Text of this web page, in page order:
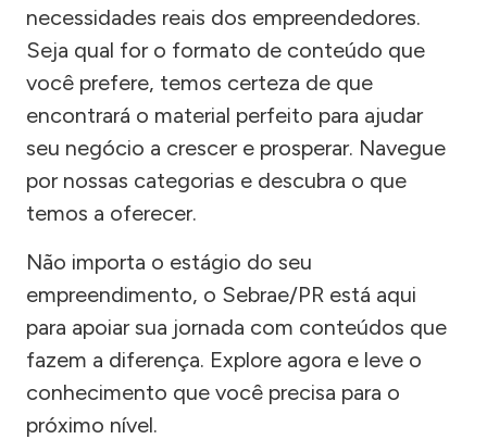
necessidades reais dos empreendedores.
Seja qual for o formato de conteúdo que
você prefere, temos certeza de que
encontrará o material perfeito para ajudar
seu negócio a crescer e prosperar. Navegue
por nossas categorias e descubra o que
temos a oferecer.
Não importa o estágio do seu
empreendimento, o Sebrae/PR está aqui
para apoiar sua jornada com conteúdos que
fazem a diferença. Explore agora e leve o
conhecimento que você precisa para o
próximo nível.